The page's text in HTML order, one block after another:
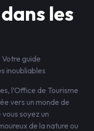
les
Votre guide
inoubliables
l’Office de Tourisme
vers un monde de
soyez un
de la nature ou